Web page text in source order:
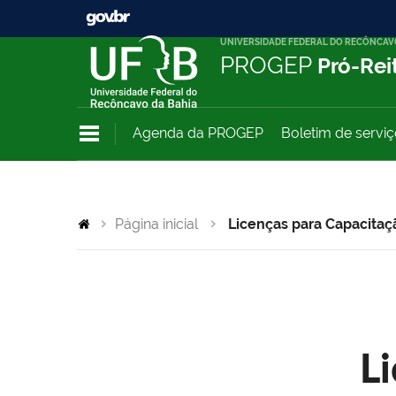
UNIVERSIDADE FEDERAL DO
PROGEP Pró-
Agenda da PROGEP Boletim de
Página inicial Licenças para